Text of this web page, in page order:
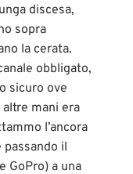
discesa,
sopra
la cerata.
obbligato,
sicuro ove
mani era
l’ancora
il
GoPro) a una